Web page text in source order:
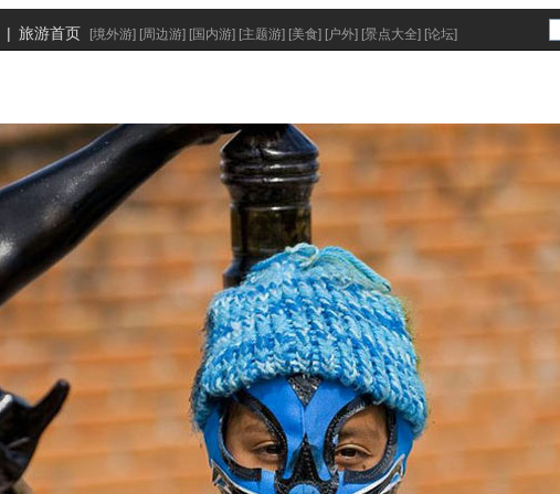
| 旅游首页 [境外游] [周边游] [国内游] [主题游] [美食] [户外] [景点大全] [论坛]